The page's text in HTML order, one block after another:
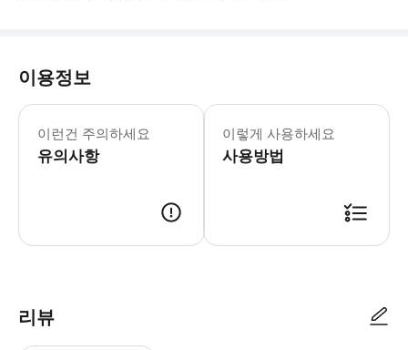
이용정보
이런건 주의하세요
유의사항
* 소요시간 : 150분 (옵션에 따라 소요
이렇게 사용하세요
사용방법
리뷰